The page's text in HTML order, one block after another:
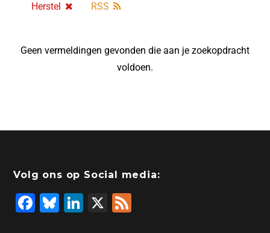
Herstel
RSS
Geen vermeldingen gevonden die aan je zoekopdracht
voldoen.
Volg ons op Social media:
F
Bl
Li
X